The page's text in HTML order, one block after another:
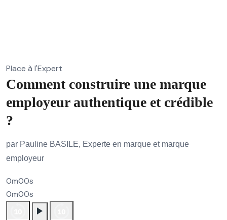
Place à l'Expert
Comment construire une marque
employeur authentique et crédible
?
par Pauline BASILE, Experte en marque et marque
employeur
0m00s
0m00s